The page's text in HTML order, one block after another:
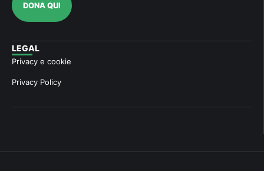
DONA QUI
LEGAL
Privacy e cookie
Privacy Policy